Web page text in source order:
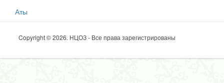
Аты
Copyright © 2026. НЦОЗ - Все права зарегистрированы